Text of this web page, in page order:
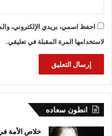
احفظ اسمي، بريدي الإلكتروني،
لاستخدامها المرة المقبلة في تعليقي.
انطون سعاده
خلاص الأمة